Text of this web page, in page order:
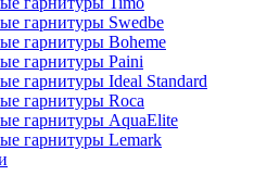
гарнитуры Swedbe
гарнитуры Boheme
гарнитуры Paini
гарнитуры Ideal Standard
гарнитуры Roca
гарнитуры AquaElite
гарнитуры Lemark